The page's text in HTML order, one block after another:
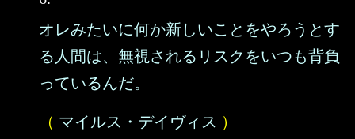
オレみたいに何か新しいことをやろうとす
る人間は、無視されるリスクをいつも背負
っているんだ。
（ マイルス・デイヴィス ）